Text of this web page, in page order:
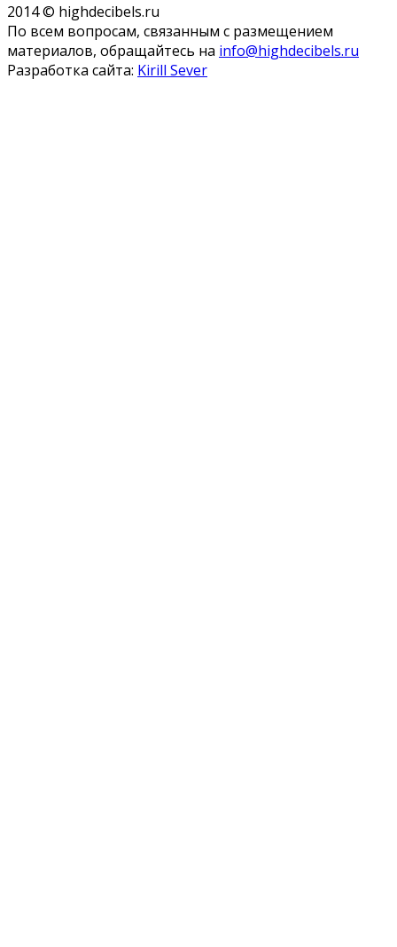
2014 © highdecibels.ru
По всем вопросам, связанным с размещением
материалов, обращайтесь на info@highdecibels.ru
Разработка сайта: Kirill Sever